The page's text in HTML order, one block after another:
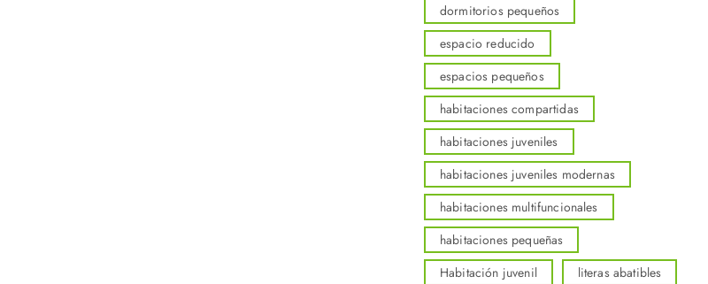
dormitorios pequeños
espacio reducido
espacios pequeños
habitaciones compartidas
habitaciones juveniles
habitaciones juveniles modernas
habitaciones multifuncionales
habitaciones pequeñas
Habitación juvenil
literas abatibles